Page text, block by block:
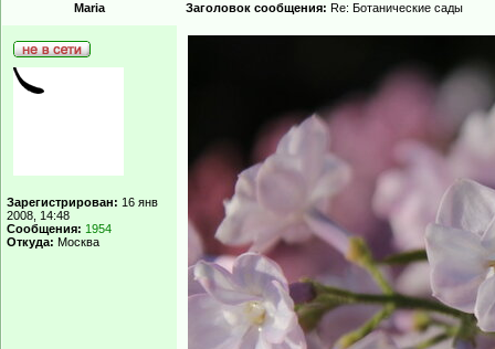
Maria Заголовок сообщения: Re: Ботанические сады
Зарегистрирован: 16 янв
2008, 14:48
Сообщения: 1954
Откуда: Москва